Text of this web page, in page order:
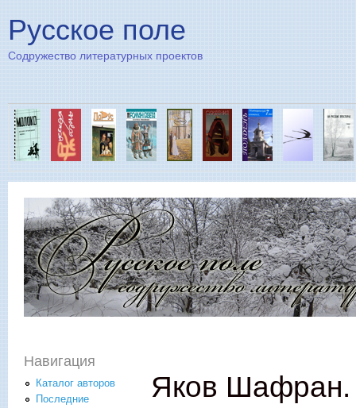
Русское поле
Содружество литературных проектов
Яков Шафран.
Навигация
Каталог авторов
Последние